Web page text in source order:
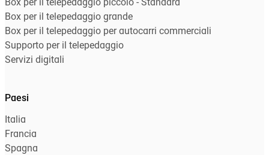
Box per il telepedaggio piccolo - Standard
Box per il telepedaggio grande
Box per il telepedaggio per autocarri commerciali
Supporto per il telepedaggio
Servizi digitali
Paesi
Italia
Francia
Spagna